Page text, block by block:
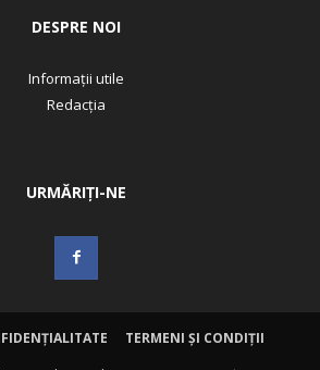
DESPRE NOI
Informații utile
Redacția
URMĂRIȚI-NE
TERMENI ȘI CONDIȚII